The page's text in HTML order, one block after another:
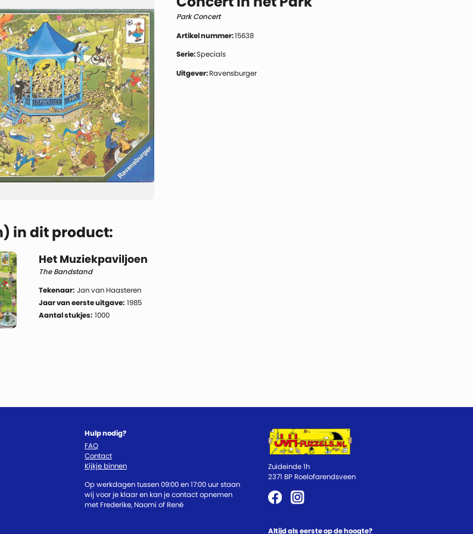
Park Concert
Artikel nummer:15638
Serie:Specials
Uitgever:Ravensburger
in dit product:
Het Muziekpaviljoen
The Bandstand
Tekenaar: Jan van Haasteren
Jaar van eerste uitgave: 1985
Aantal stukjes: 1000
Hulp nodig?
FAQ
Contact
Kijkje binnen
Op werkdagen tussen 09:00 en 17:00 uur staan
wij voor je klaar en kan je contact opnemen
met Frederike, Naomi of René
Zuideinde 1h
2371 BP Roelofarendsveen
Altijd als eerste op de hoogte?